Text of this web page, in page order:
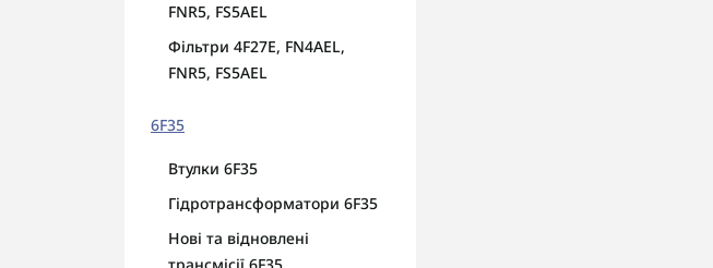
FNR5, FS5AEL
Фільтри 4F27E, FN4AEL,
FNR5, FS5AEL
6F35
Втулки 6F35
Гідротрансформатори 6F35
Нові та відновлені